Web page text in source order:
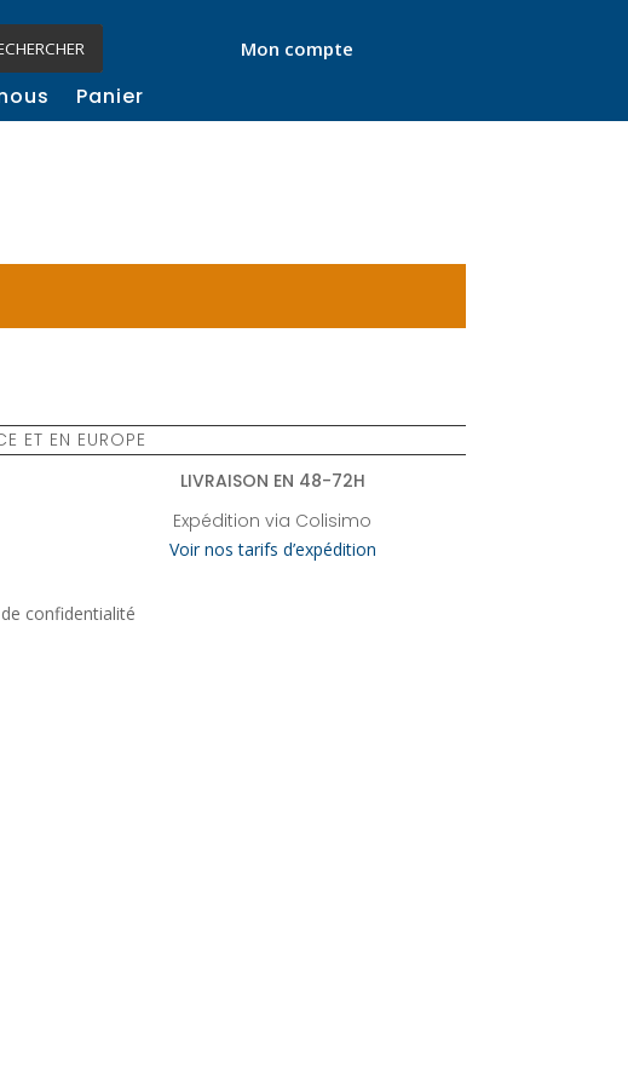
Mon compte
Panier
ET EN EUROPE
LIVRAISON EN 48-72H
Expédition via Colisimo
Voir nos tarifs d’expédition
confidentialité